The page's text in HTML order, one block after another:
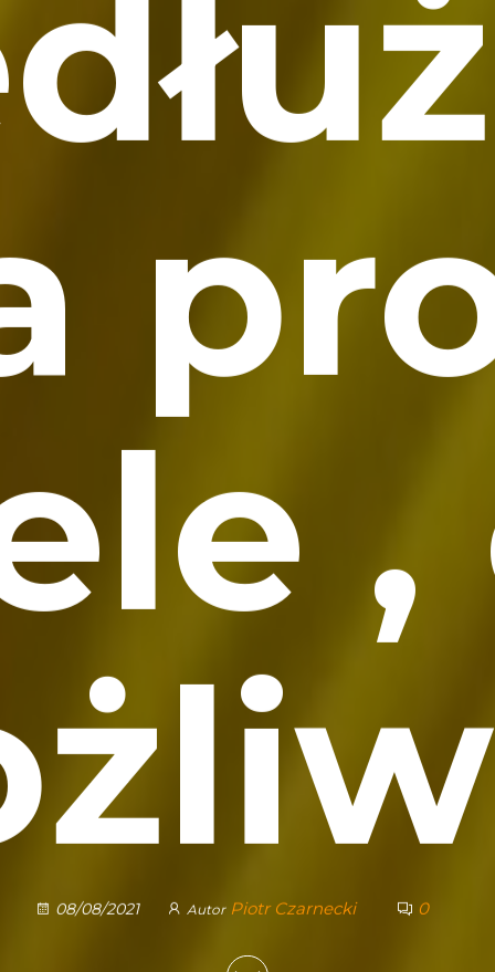
08/08/2021 Autor Piotr Czarnecki 0